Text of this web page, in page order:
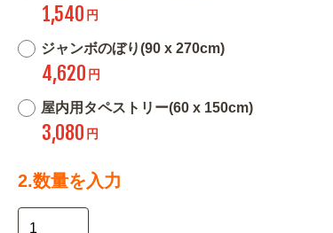
1,540 円
ジャンボのぼり(90 x 270cm)
4,620 円
屋内用タペストリー(60 x 150cm)
3,080 円
2.数量を入力